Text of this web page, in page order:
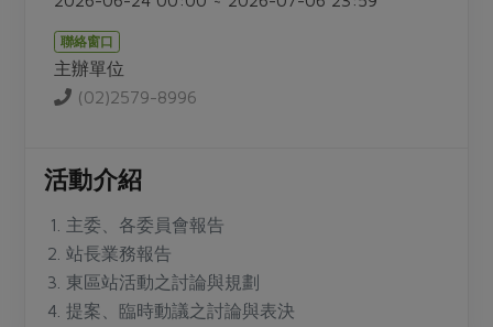
保健食品
美妝保養
日用品
防災用品
涼拌沙拉
主題食譜
異國料理
年菜食譜
養身食補
議題活動
主婦聯盟X樂齡網特約優惠案
2024農業發展計畫年度報告
更多議題活動
傳到心坎裡，誠心又澎派
廢核運動
減添加物
公益金
綠主張月刊
典藏閱覽室
社員權益
社務專區
選舉專區
最新消息
聯絡窗口
主辦單位
(02)2579-8996
活動介紹
主委、各委員會報告
站長業務報告
東區站活動之討論與規劃
提案、臨時動議之討論與表決